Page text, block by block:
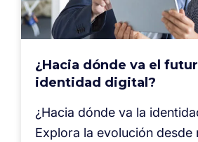
¿Hacia dónde va el
identidad digital?
¿Hacia dónde va la
Explora la evolución desde